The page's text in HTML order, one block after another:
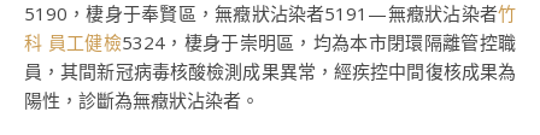
5190，棲身于奉賢區，無癥狀沾染者5191—無癥狀沾染者竹
科 員工健檢5324，棲身于崇明區，均為本市閉環隔離管控職
員，其間新冠病毒核酸檢測成果異常，經疾控中間復核成果為
陽性，診斷為無癥狀沾染者。